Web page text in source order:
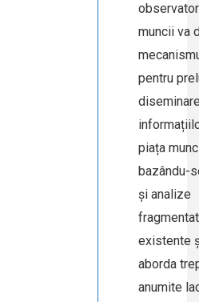
muncii va
pentru
piața
bazându-
și analize
existente
aborda
anumite